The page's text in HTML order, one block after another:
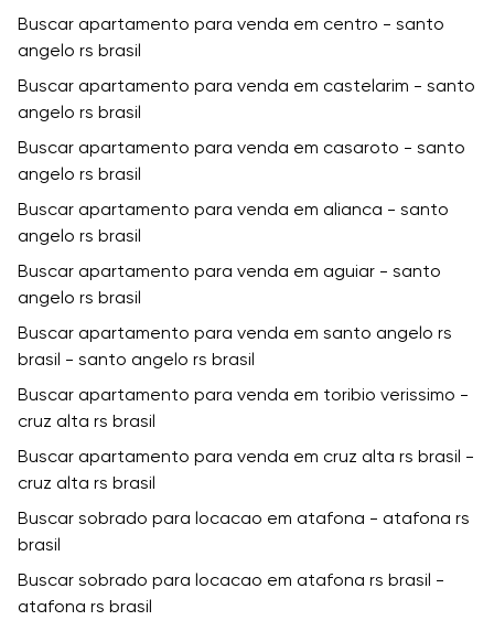
Buscar apartamento para venda em centro - santo
angelo rs brasil
Buscar apartamento para venda em castelarim - santo
angelo rs brasil
Buscar apartamento para venda em casaroto - santo
angelo rs brasil
Buscar apartamento para venda em alianca - santo
angelo rs brasil
Buscar apartamento para venda em aguiar - santo
angelo rs brasil
Buscar apartamento para venda em santo angelo rs
brasil - santo angelo rs brasil
Buscar apartamento para venda em toribio verissimo -
cruz alta rs brasil
Buscar apartamento para venda em cruz alta rs brasil -
cruz alta rs brasil
Buscar sobrado para locacao em atafona - atafona rs
brasil
Buscar sobrado para locacao em atafona rs brasil -
atafona rs brasil